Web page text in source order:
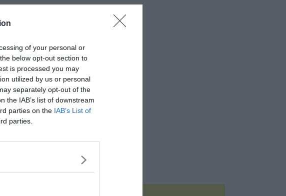
of your personal or
below opt-out section to
is processed you may
utilized by us or personal
separately opt-out of the
the IAB’s list of downstream
parties on the IAB’s List of
parties.